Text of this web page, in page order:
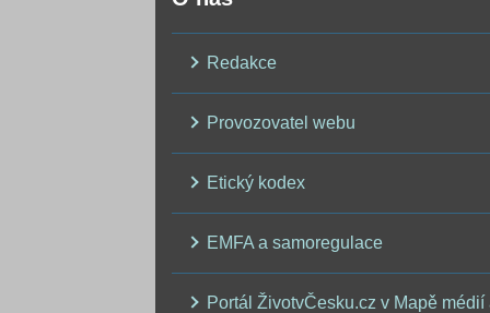
Redakce
Provozovatel webu
Etický kodex
EMFA a samoregulace
Portál ŽivotvČesku.cz v Mapě médií